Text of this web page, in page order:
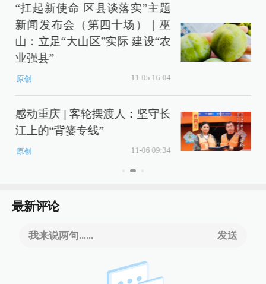
“扛起新使命 区县谈落实”主题
新闻发布会（第四十场）｜巫
山：立足“大山区”实际 建设“农
业强县”
原创 11-05 16:04
感动重庆 | 客轮摆渡人：坚守长
江上的“背篓专线”
原创 11-06 09:34
最新评论
我来说两句...... 发送